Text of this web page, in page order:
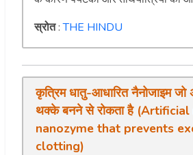
स्रोत:THE HINDU
कृत्रिम धातु-आधारित नैनोजाइम
थक्के बनने से रोकता है
nanozyme that prevents
clotting)